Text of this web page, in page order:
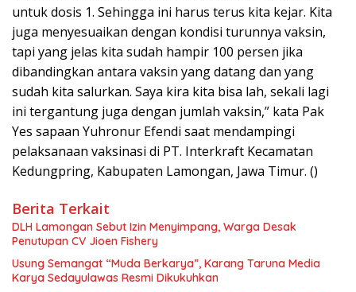
untuk dosis 1. Sehingga ini harus terus kita kejar. Kita
juga menyesuaikan dengan kondisi turunnya vaksin,
tapi yang jelas kita sudah hampir 100 persen jika
dibandingkan antara vaksin yang datang dan yang
sudah kita salurkan. Saya kira kita bisa lah, sekali lagi
ini tergantung juga dengan jumlah vaksin,” kata Pak
Yes sapaan Yuhronur Efendi saat mendampingi
pelaksanaan vaksinasi di PT. Interkraft Kecamatan
Kedungpring, Kabupaten Lamongan, Jawa Timur. ()
Berita Terkait
DLH Lamongan Sebut Izin Menyimpang, Warga Desak
Penutupan CV Jioen Fishery
Usung Semangat “Muda Berkarya”, Karang Taruna Media
Karya Sedayulawas Resmi Dikukuhkan